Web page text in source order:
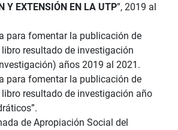
Y EXTENSIÓN EN LA UTP”, 2019 al
para fomentar la publicación de
resultado de investigación
años 2019 al 2021.
para fomentar la publicación de
resultado de investigación año
de Apropiación Social del